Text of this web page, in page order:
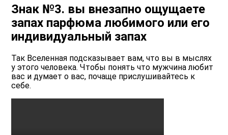
Знак №3. вы внезапно ощущаете
запах парфюма любимого или его
индивидуальный запах
Так Вселенная подсказывает вам, что вы в мыслях
у этого человека. Чтобы понять что мужчина любит
вас и думает о вас, почаще прислушивайтесь к
себе.